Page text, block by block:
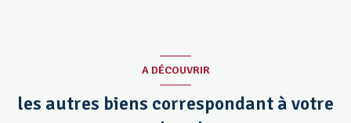
A DÉCOUVRIR
les autres biens correspondant à votre